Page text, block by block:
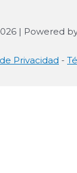
| Powered
Privacidad -